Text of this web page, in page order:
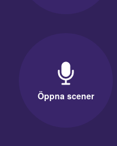
Öppna scener